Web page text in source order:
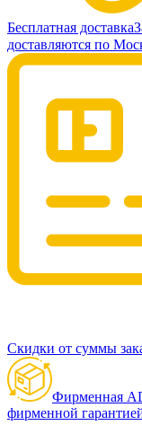
Бесплатная доставка
доставляются по
Скидки от суммы
Фирменная
фирменной